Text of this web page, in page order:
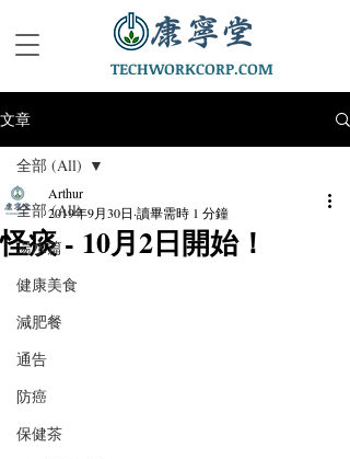
TECHWORKCORP.COM
文章
全部 (All)
湯水篇
健康美食
減肥餐
通告
防癌
保健茶
全部 (All)
怪痰 - 10月2日開始！
Arthur
2019年9月30日 讀畢需時 1 分鐘